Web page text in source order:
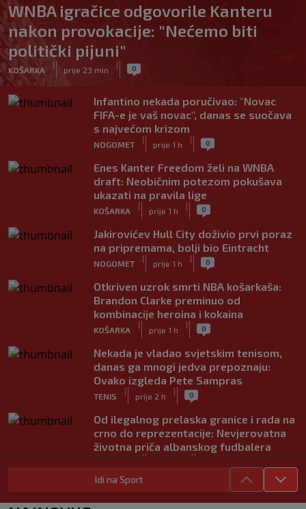
WNBA igračice odgovorile Kanteru
nakon provokacije: "Nećemo biti
politički pijuni"
KOŠARKA
|
prije 23 min
| 0
Infantino nekada poručivao: "Novac
FIFA-e je vaš novac", danas se suočava
s najvećom krizom
NOGOMET
|
prije 1 h
| 0
Enes Kanter Freedom želi na WNBA
draft: Neobičnim potezom pokušava
ukazati na pravila lige
KOŠARKA
|
prije 1 h
| 0
Jakirovićev Hull City doživio prvi poraz
na pripremama, bolji bio Eintracht
NOGOMET
|
prije 1 h
| 0
Otkriven uzrok smrti NBA košarkaša:
Brandon Clarke preminuo od
kombinacije heroina i kokaina
KOŠARKA
|
prije 1 h
| 0
Nekada je vladao svjetskim tenisom,
danas ga mnogi jedva prepoznaju:
Ovako izgleda Pete Sampras
TENIS
|
prije 2 h
| 0
Od ilegalnog prelaska granice i rada na
crno do reprezentacije: Nevjerovatna
životna priča albanskog fudbalera
| |
Deco iz sjene preokrenuo posao: Rodri
Idi na Sport